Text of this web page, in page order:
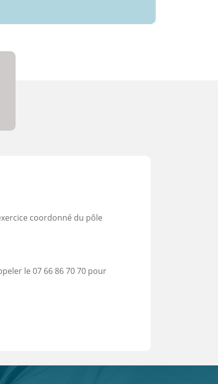
coordonné du pôle
le 07 66 86 70 70 pour